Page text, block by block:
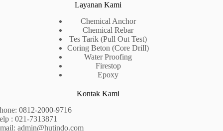
Layanan Kami
Chemical Anchor
Chemical Rebar
Tes Tarik (Pull Out Test)
Coring Beton (Core Drill)
Water Proofing
Firestop
Epoxy
Kontak Kami
0812-2000-9716
: 021-7313871
admin@hutindo.com